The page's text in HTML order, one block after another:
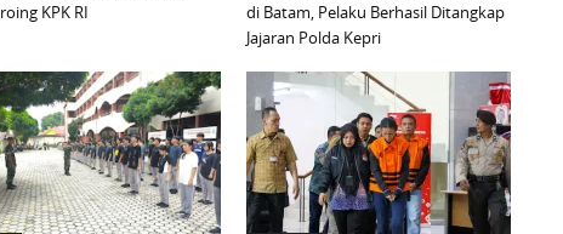
KPK RI
di Batam, Pelaku Berhasil Ditangkap
Jajaran Polda Kepri